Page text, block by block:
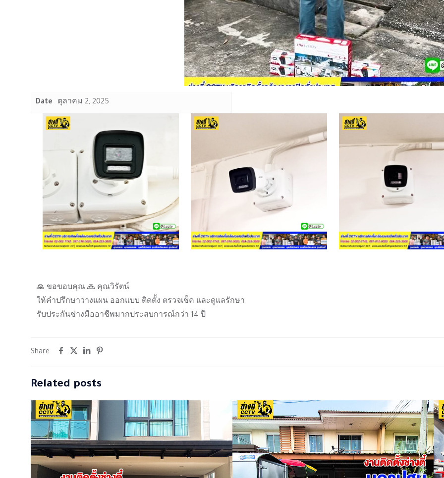
Date ตุลาคม 2, 2025
🙏 ขอขอบคุณ 🙏 คุณวิรัตน์
ให้คำปรึกษาวางแผน ออกแบบ ติดตั้ง ตรวจเช็ค และดูแลรักษา
รับประกันช่างมืออาชีพมากประสบการณ์กว่า 14 ปี
Share
Related posts